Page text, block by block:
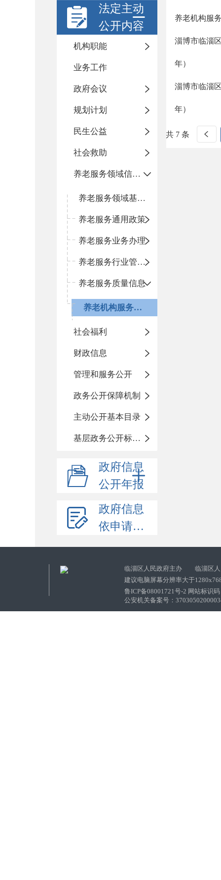
法定主动
公开内容
机构职能
业务工作
政府会议
规划计划
民生公益
社会救助
养老服务领域信息公开专栏
养老服务领域基层政务公开标准目录
养老服务通用政策
养老服务业务办理
养老服务行业管理信息
养老服务质量信息
养老机构服务质量
社会福利
财政信息
管理和服务公开
政务公开保障机制
主动公开基本目录
基层政务公开标准化目录
政府信息
公开年报
政府信息
依申请公开
养老机构服
淄博市临淄
年）
淄博市临淄
年）
共 7 条
临淄区人民政府主办 临淄区人
建议电脑屏幕分辨率大于
鲁ICP备08001721号-2 网站标识
公安机关备案号：